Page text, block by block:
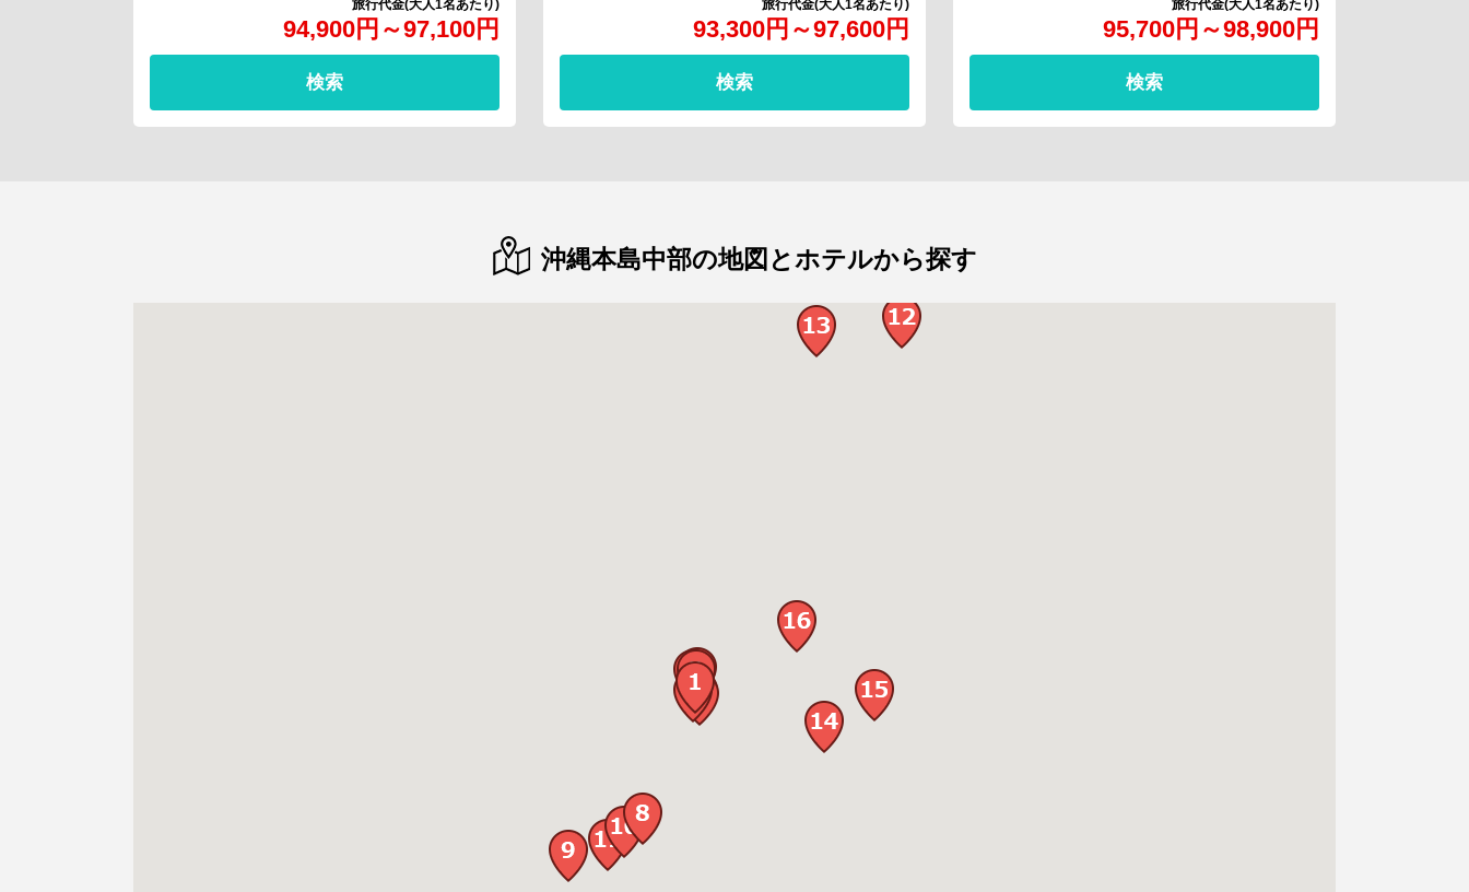
94,900円 ～97,100円
検索
93,300円 ～97,600円
検索
95,700円 ～98,900円
検索
沖縄本島中部の地図とホテルから探す